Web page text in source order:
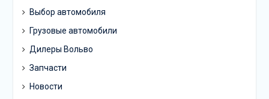
Выбор автомобиля
Грузовые автомобили
Дилеры Вольво
Запчасти
Новости